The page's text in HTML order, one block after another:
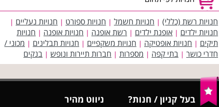
חנויות רשת (כללי) | חנויות חשמל | חנויות ספורט | חנויות נעליים |
חנויות ילדים | אופנת ילדים | רשת אופנה | חנויות אופנה | חנויות
תיקים | חנויות אופטיקה | חנויות משקפיים | חנויות תבלינים | מכוני /
חדרי כושר | בתי קפה | מספרות | חברות תיירות ונופש | בנקים
בעל קניון / חנות?
ניווט מהיר